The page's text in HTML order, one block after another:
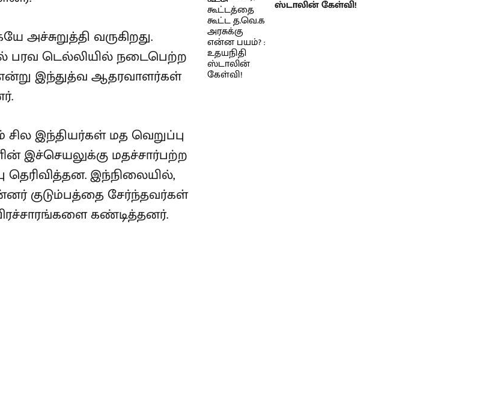
வருகிறது.
பரவ டெல்லியில் நடைபெற்ற
இந்துத்வ ஆதரவாளர்கள்
இந்தியர்கள் மத வெறுப்பு
இச்செயலுக்கு மதச்சார்பற்ற
தெரிவித்தன. இந்நிலையில்,
குடும்பத்தை சேர்ந்தவர்கள்
கண்டித்தனர்.
ஸ்டாலின் கேள்வி!